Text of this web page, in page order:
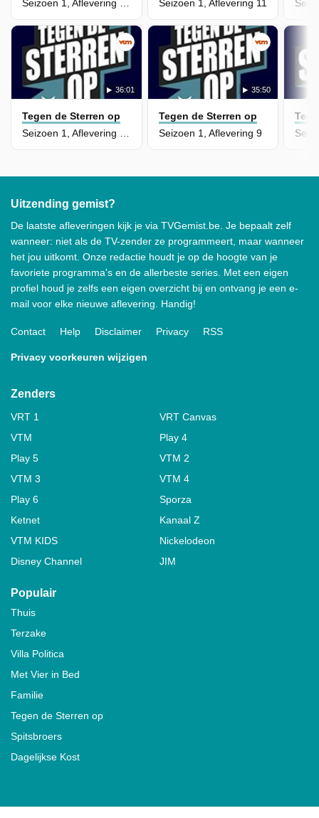
Seizoen 1, Aflevering 12
Seizoen 1, Aflevering 11
36:01
Tegen de Sterren op
35:50
Tegen de Sterren op
Seizoen 1, Aflevering 9
Uitzending gemist?
De laatste afleveringen kijk je via TVGemist.be. Je bepaalt zelf
wanneer: niet als de TV-zender ze programmeert, maar wanneer
het jou uitkomt. Onze redactie houdt je op de hoogte van je
favoriete programma's en de allerbeste series. Met een eigen
profiel houd je zelfs een eigen overzicht bij en ontvang je een e-
mail voor elke nieuwe aflevering. Handig!
Contact Help Disclaimer Privacy RSS
Privacy voorkeuren wijzigen
Zenders
VRT 1
VRT Canvas
VTM
Play 4
Play 5
VTM 2
VTM 3
VTM 4
Play 6
Sporza
Ketnet
Kanaal Z
VTM KIDS
Nickelodeon
Disney Channel
JIM
Populair
Thuis
Terzake
Villa Politica
Met Vier in Bed
Familie
Tegen de Sterren op
Spitsbroers
Dagelijkse Kost